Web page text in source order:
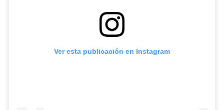
Ver esta publicación en Instagram